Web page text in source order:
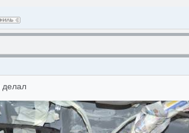
делал